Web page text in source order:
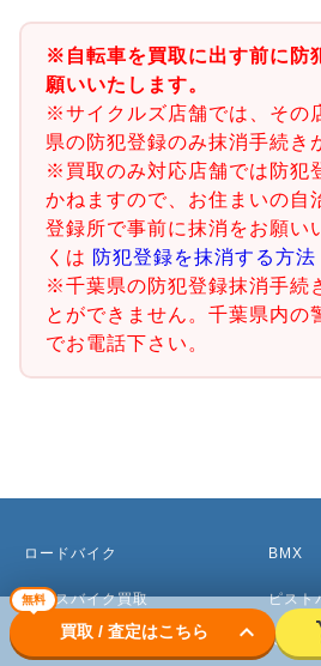
※自転車を買取に出す前に防
願いいたします。
※サイクルズ店舗では、その
県の防犯登録のみ抹消手続き
※買取のみ対応店舗では防犯
かねますので、お住まいの自
登録所で事前に抹消をお願い
くは 防犯登録を抹消する方法
※千葉県の防犯登録抹消手続
とができません。千葉県内の
でお電話下さい。
無料
買取 / 査定はこちら keyboard_arrow_down
ロードバイク
クロスバイク買取
マウンテンバイク買取
BMX
ピスト
ベビー